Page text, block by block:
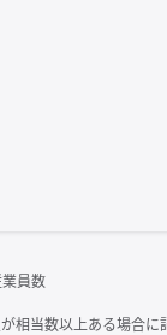
員数
相当数以上ある場合に